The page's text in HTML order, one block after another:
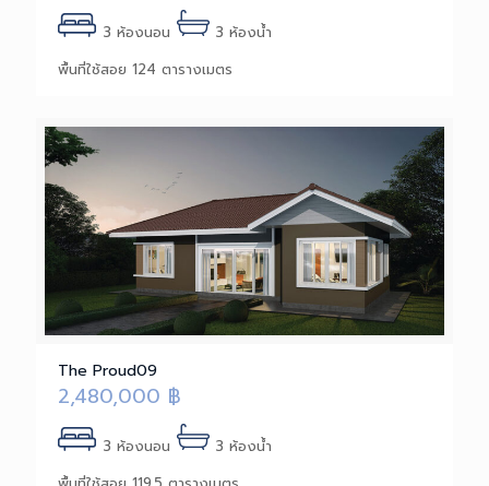
3 ห้องนอน
3 ห้องน้ำ
พื้นที่ใช้สอย 124 ตารางเมตร
The Proud09
2,480,000 ฿
3 ห้องนอน
3 ห้องน้ำ